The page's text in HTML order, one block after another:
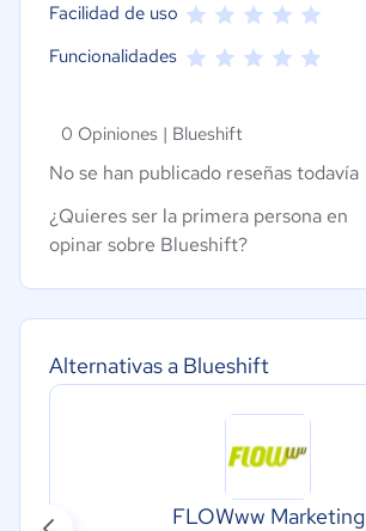
Alternativas a Blueshift
FLOWww Marketing
Facilidad de uso
Funcionalidades
0 Opiniones | Blueshift
No se han publicado reseñas todavía
¿Quieres ser la primera persona en
opinar sobre Blueshift?